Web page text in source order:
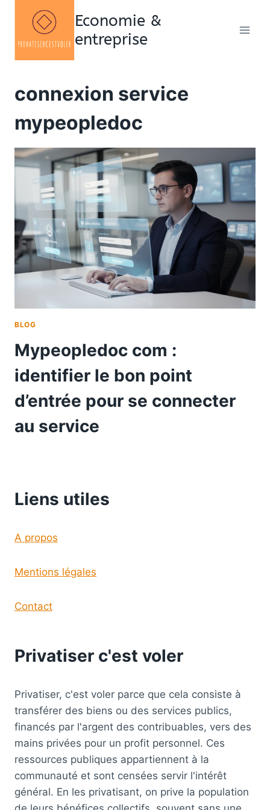
contenu
Economie &
entreprise
connexion service
mypeopledoc
BLOG
Mypeopledoc com :
identifier le bon point
d’entrée pour se connecter
au service
Liens utiles
A propos
Mentions légales
Contact
Privatiser c'est voler
Privatiser, c'est voler parce que cela consiste à
transférer des biens ou des services publics,
financés par l'argent des contribuables, vers des
mains privées pour un profit personnel. Ces
ressources publiques appartiennent à la
communauté et sont censées servir l'intérêt
général. En les privatisant, on prive la population